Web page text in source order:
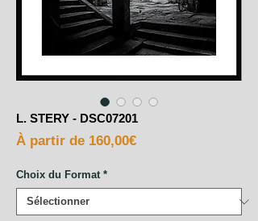
L. STERY - DSC07201
À partir de 160,00€Prix
Choix du Format *